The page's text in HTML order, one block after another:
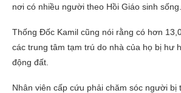
nơi có nhiều người theo Hồi Giáo sinh sống.
Thống Đốc Kamil cũng nói rằng có hơn
các trung tâm tạm trú do nhà của họ bị hư
động đất.
Nhân viên cấp cứu phải chăm sóc người bị